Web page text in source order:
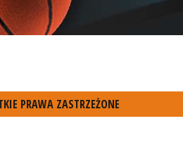
PRAWA ZASTRZEŻONE